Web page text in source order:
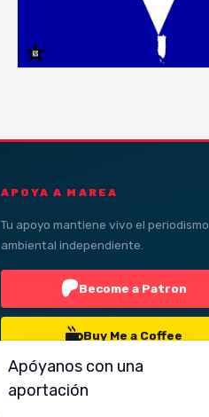
APOYA A MAREA
Tu apoyo mantiene vivo el periodismo
ambiental independiente.
Become a Patron
Buy Me a Coffee
Apóyanos con una
aportación